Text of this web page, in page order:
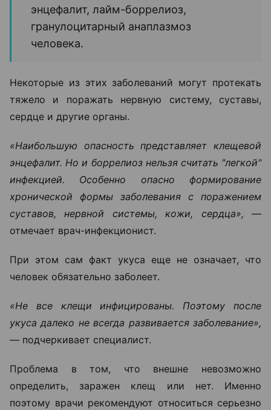
энцефалит, лайм-боррелиоз,
гранулоцитарный анаплазмоз
человека.
Некоторые из этих заболеваний могут протекать
тяжело и поражать нервную систему, суставы,
сердце и другие органы.
«Наибольшую опасность представляет клещевой
энцефалит. Но и боррелиоз нельзя считать "легкой"
инфекцией. Особенно опасно формирование
хронической формы заболевания с поражением
суставов, нервной системы, кожи, сердца», —
отмечает врач-инфекционист.
При этом сам факт укуса еще не означает, что
человек обязательно заболеет.
«Не все клещи инфицированы. Поэтому после
укуса далеко не всегда развивается заболевание»,
— подчеркивает специалист.
Проблема в том, что внешне невозможно
определить, заражен клещ или нет. Именно
поэтому врачи рекомендуют относиться серьезно